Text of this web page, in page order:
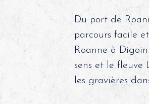
Du port de
parcours facile
Roanne à
sens et le fleuve
les gravières